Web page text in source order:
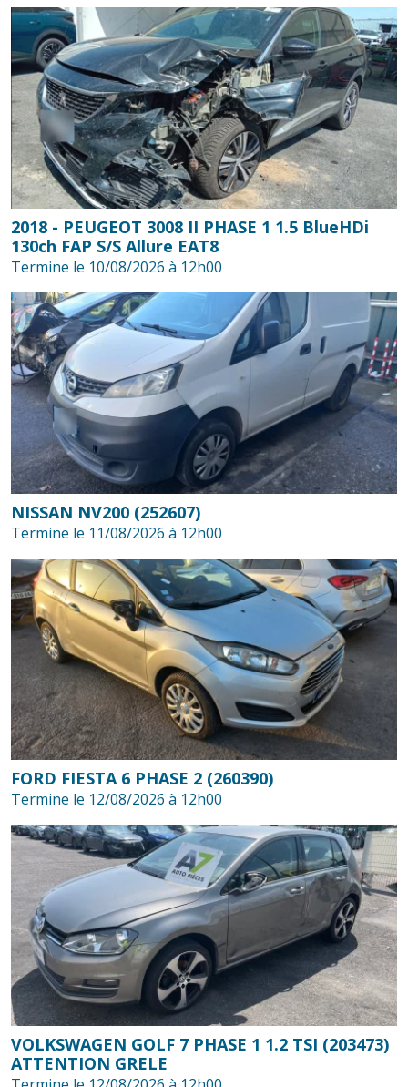
2018 - PEUGEOT 3008 II PHASE 1 1.5 BlueHDi
130ch FAP S/S Allure EAT8
Termine le 10/08/2026 à 12h00
NISSAN NV200 (252607)
Termine le 11/08/2026 à 12h00
FORD FIESTA 6 PHASE 2 (260390)
Termine le 12/08/2026 à 12h00
VOLKSWAGEN GOLF 7 PHASE 1 1.2 TSI (203473)
ATTENTION GRELE